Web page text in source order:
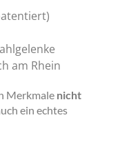
am Rhein
Merkmale nicht
ein echtes